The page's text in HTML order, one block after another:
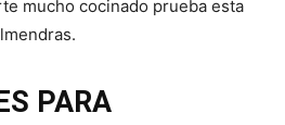
mucho cocinado prueba esta
PARA